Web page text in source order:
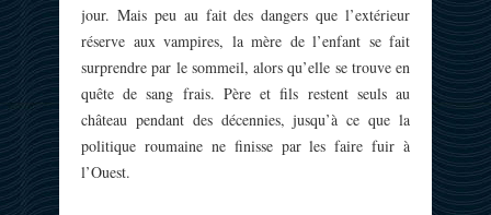
jour. Mais peu au fait des dangers que l’extérieur
réserve aux vampires, la mère de l’enfant se fait
surprendre par le sommeil, alors qu’elle se trouve en
quête de sang frais. Père et fils restent seuls au
château pendant des décennies, jusqu’à ce que la
politique roumaine ne finisse par les faire fuir à
l’Ouest.